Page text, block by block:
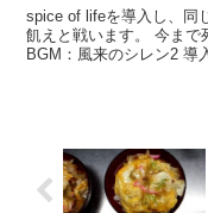
spice of lifeを導入し、同
飢えと戦います。 今まで
BGM：風来のシレン2 導